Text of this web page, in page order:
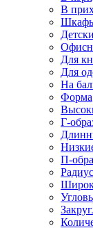
В
Для
Для
На
Форма
Г-
П-